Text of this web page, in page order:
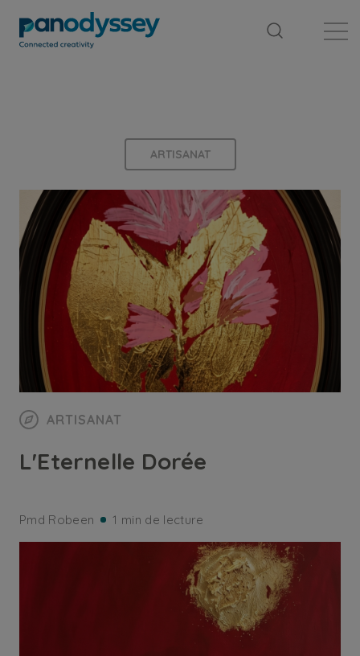
ARTISANAT
ARTISANAT
L'Eternelle Dorée
Pmd Robeen 1 min de lecture